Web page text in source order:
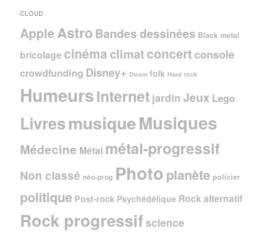
CLOUD
Apple AstroBandes dessinées Black metal
bricolage cinéma climat concertconsole
crowdfunding Disney+ Doom folk Hard rock
HumeursInternet jardin Jeux Lego
LivresmusiqueMusiques
Médecine Métal métal-progressif
Non classé néo-prog Photo planète policier
politique Post-rock Psychédélique Rock alternatif
Rock progressifscience